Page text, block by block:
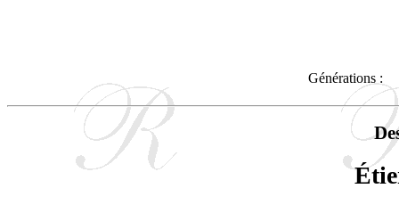
Générations :